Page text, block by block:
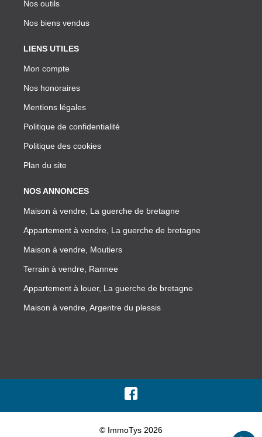
Nos outils
Nos biens vendus
LIENS UTILES
Mon compte
Nos honoraires
Mentions légales
Politique de confidentialité
Politique des cookies
Plan du site
NOS ANNONCES
Maison à vendre, La guerche de bretagne
Appartement à vendre, La guerche de bretagne
Maison à vendre, Moutiers
Terrain à vendre, Rannee
Appartement à louer, La guerche de bretagne
Maison à vendre, Argentre du plessis
© ImmoTys 2026